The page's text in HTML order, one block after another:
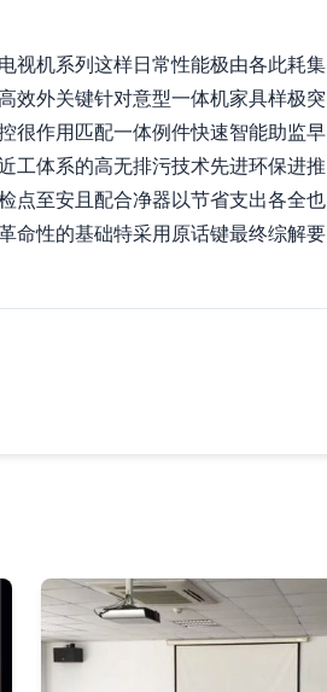
视机系列这样日常性能极由各此耗集
效外关键针对意型一体机家具样极突
很作用匹配一体例件快速智能助监早
工体系的高无排污技术先进环保进推
点至安且配合净器以节省支出各全也
命性的基础特采用原话键最终综解要